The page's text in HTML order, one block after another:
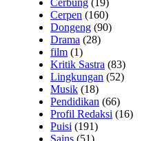
Cerbung (19)
Cerpen (160)
Dongeng (90)
Drama (28)
film (1)
Kritik Sastra (83)
Lingkungan (52)
Musik (18)
Pendidikan (66)
Profil Redaksi (16)
Puisi (191)